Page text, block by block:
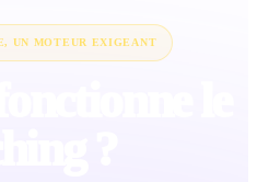
UN MOTEUR EXIGEANT